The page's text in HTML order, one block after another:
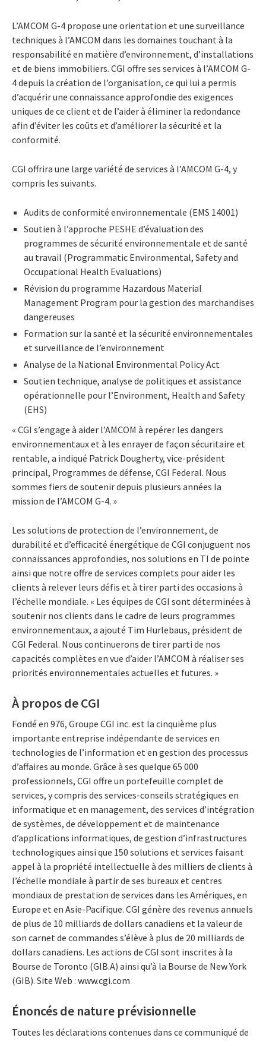
L’AMCOM G-4 propose une orientation et une surveillance
techniques à l’AMCOM dans les domaines touchant à la
responsabilité en matière d’environnement, d’installations
et de biens immobiliers. CGI offre ses services à l’AMCOM G-
4 depuis la création de l’organisation, ce qui lui a permis
d’acquérir une connaissance approfondie des exigences
uniques de ce client et de l’aider à éliminer la redondance
afin d’éviter les coûts et d’améliorer la sécurité et la
conformité.
CGI offrira une large variété de services à l’AMCOM G-4, y
compris les suivants.
Audits de conformité environnementale (EMS 14001)
Soutien à l’approche PESHE d’évaluation des
programmes de sécurité environnementale et de santé
au travail (Programmatic Environmental, Safety and
Occupational Health Evaluations)
Révision du programme Hazardous Material
Management Program pour la gestion des marchandises
dangereuses
Formation sur la santé et la sécurité environnementales
et surveillance de l’environnement
Analyse de la National Environmental Policy Act
Soutien technique, analyse de politiques et assistance
opérationnelle pour l’Environment, Health and Safety
(EHS)
« CGI s’engage à aider l’AMCOM à repérer les dangers
environnementaux et à les enrayer de façon sécuritaire et
rentable, a indiqué Patrick Dougherty, vice-président
principal, Programmes de défense, CGI Federal. Nous
sommes fiers de soutenir depuis plusieurs années la
mission de l’AMCOM G-4. »
Les solutions de protection de l’environnement, de
durabilité et d’efficacité énergétique de CGI conjuguent nos
connaissances approfondies, nos solutions en TI de pointe
ainsi que notre offre de services complets pour aider les
clients à relever leurs défis et à tirer parti des occasions à
l’échelle mondiale. « Les équipes de CGI sont déterminées à
soutenir nos clients dans le cadre de leurs programmes
environnementaux, a ajouté Tim Hurlebaus, président de
CGI Federal. Nous continuerons de tirer parti de nos
capacités complètes en vue d’aider l’AMCOM à réaliser ses
priorités environnementales actuelles et futures. »
À propos de CGI
Fondé en 976, Groupe CGI inc. est la cinquième plus
importante entreprise indépendante de services en
technologies de l’information et en gestion des processus
d’affaires au monde. Grâce à ses quelque 65 000
professionnels, CGI offre un portefeuille complet de
services, y compris des services-conseils stratégiques en
informatique et en management, des services d’intégration
de systèmes, de développement et de maintenance
d’applications informatiques, de gestion d’infrastructures
technologiques ainsi que 150 solutions et services faisant
appel à la propriété intellectuelle à des milliers de clients à
l’échelle mondiale à partir de ses bureaux et centres
mondiaux de prestation de services dans les Amériques, en
Europe et en Asie-Pacifique. CGI génère des revenus annuels
de plus de 10 milliards de dollars canadiens et la valeur de
son carnet de commandes s’élève à plus de 20 milliards de
dollars canadiens. Les actions de CGI sont inscrites à la
Bourse de Toronto (GIB.A) ainsi qu’à la Bourse de New York
(GIB). Site Web : www.cgi.com
Énoncés de nature prévisionnelle
Toutes les déclarations contenues dans ce communiqué de